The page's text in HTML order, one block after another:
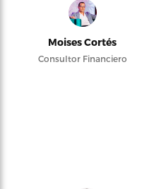
Moises Cortés
Consultor Financiero